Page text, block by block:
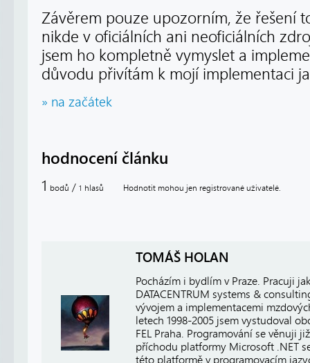
Závěrem pouze upozorním, že řešení
nikde v oficiálních ani neoficiálních
jsem ho kompletně vymyslet a
důvodu přivítám k mojí implementaci
» na začátek
hodnocení článku
1 bodů / 1 hlasů Hodnotit mohou jen registrované uživatelé.
TOMÁŠ HOLAN
Pocházím i bydlím v Praze. Pracuji
DATACENTRUM systems &
vývojem a implementacemi
letech 1998-2005 jsem vystudoval
FEL Praha. Programování se věnuji
příchodu platformy Microsoft .NET
této platformě v programovacím